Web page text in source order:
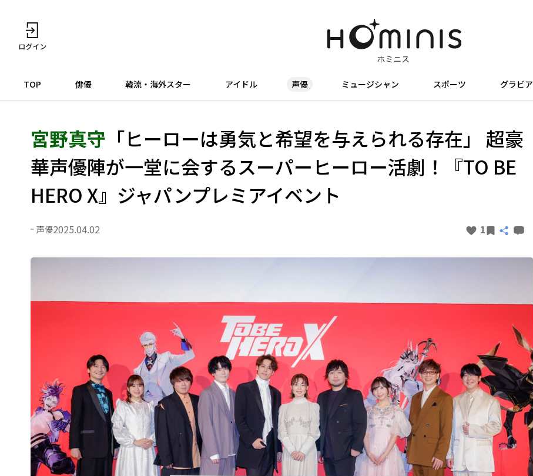
TOP 俳優 韓流・海外スター アイドル 声優 ミュージシャン スポーツ グラビア
宮野真守 「ヒーローは勇気と希望を与えられる存在」 超豪
華声優陣が⼀堂に会するスーパーヒーロー活劇！『TO BE
HERO X』ジャパンプレミアイベント
声優2025.04.02 1